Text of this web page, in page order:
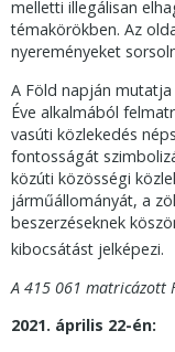
melletti illegálisan
témakörökben. Az
nyereményeket
A Föld napján
Éve alkalmából
vasúti közlekedés
fontosságát
közúti közösségi
járműállományát, a
beszerzéseknek
kibocsátást jelképezi.
A 415 061 matricázott
2021. április 22-én: